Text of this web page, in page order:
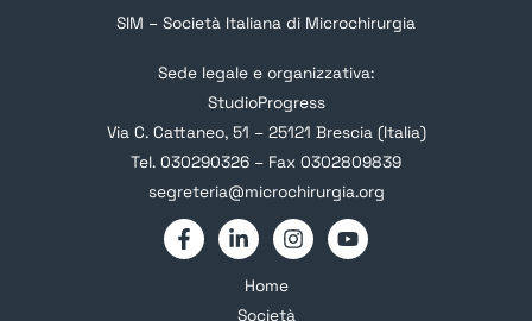
SIM – Società Italiana di Microchirurgia
Sede legale e organizzativa:
StudioProgress
Via C. Cattaneo, 51 – 25121 Brescia (Italia)
Tel. 030290326 – Fax 0302809839
segreteria@microchirurgia.org
Home
Società